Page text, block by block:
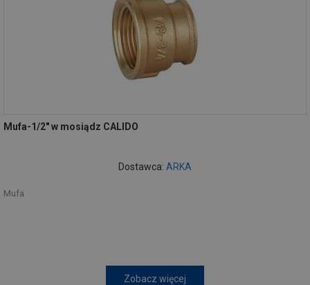
Mufa-1/2" w mosiądz CALIDO
Dostawca: ARKA
Mufa
Zobacz więcej